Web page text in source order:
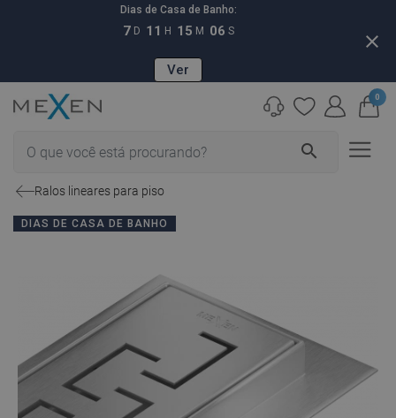
Dias de Casa de Banho:
7 D 11 H 15 M 05 S
Ver
close
search
0
Ralos lineares para piso
DIAS DE CASA DE BANHO